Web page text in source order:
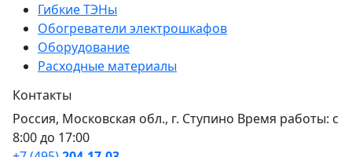
Гибкие ТЭНы
Обогреватели электрошкафов
Оборудование
Расходные материалы
Контакты
Россия, Московская обл., г. Ступино Время работы: с
8:00 до 17:00